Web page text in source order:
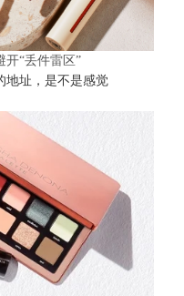
开“丢件雷区”
地址，是不是感觉